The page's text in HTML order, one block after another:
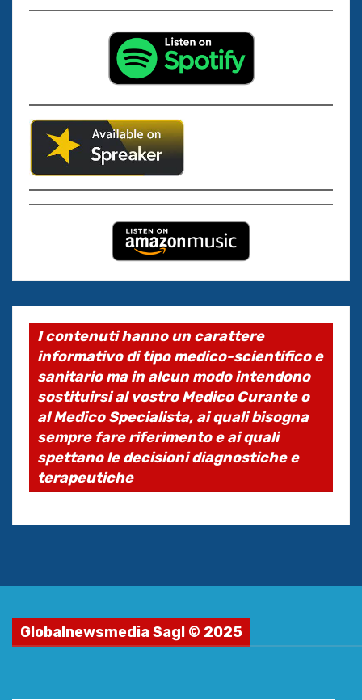
I contenuti hanno un carattere
informativo di tipo medico-scientifico e
sanitario ma in alcun modo intendono
sostituirsi al vostro Medico Curante o
al Medico Specialista, ai quali bisogna
sempre fare riferimento e ai quali
spettano le decisioni diagnostiche e
terapeutiche
Globalnewsmedia Sagl © 2025